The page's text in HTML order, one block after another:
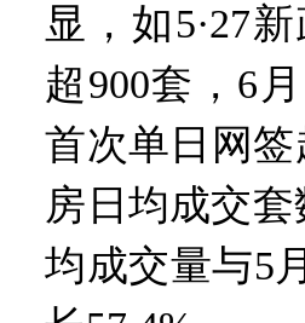
显，如5·27
超900套，6
首次单日网
房日均成交
均成交量与5